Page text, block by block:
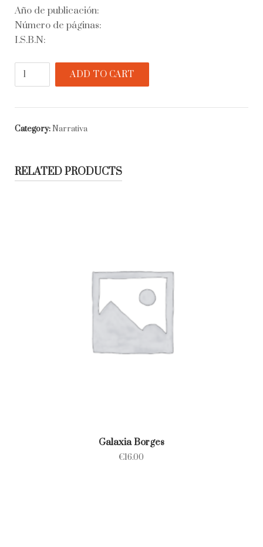
Año de publicación:
Número de páginas:
I.S.B.N:
quantity
ADD TO CART
Category:Narrativa
RELATED PRODUCTS
Galaxia Borges
€16.00